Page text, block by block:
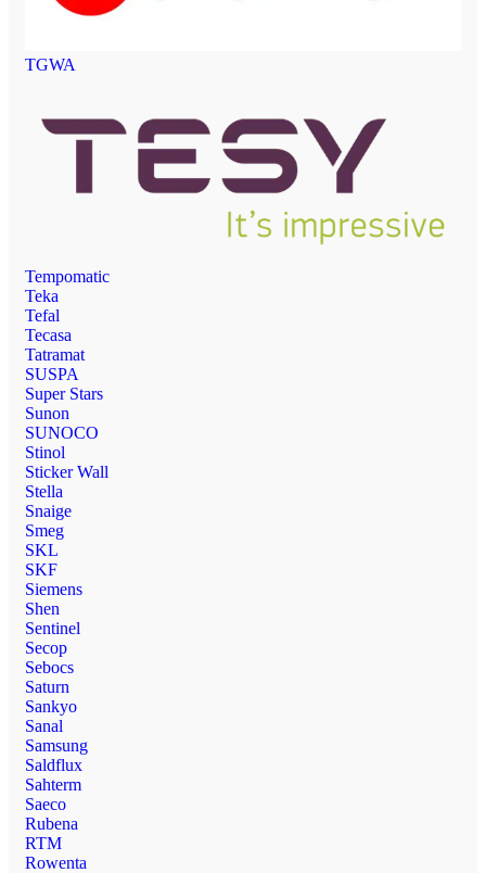
TGWA
Tempomatic
Teka
Tefal
Tecasa
Tatramat
SUSPA
Super Stars
Sunon
SUNOCO
Stinol
Sticker Wall
Stella
Snaige
Smeg
SKL
SKF
Siemens
Shen
Sentinel
Secop
Sebocs
Saturn
Sankyo
Sanal
Samsung
Saldflux
Sahterm
Saeco
Rubena
RTM
Rowenta